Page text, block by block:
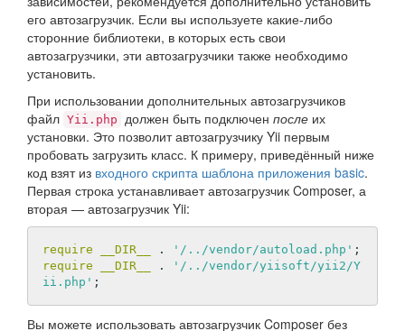
его автозагрузчик. Если вы используете какие-либо
сторонние библиотеки, в которых есть свои
автозагрузчики, эти автозагрузчики также необходимо
установить.
При использовании дополнительных автозагрузчиков
файл Yii.php должен быть подключен после их
установки. Это позволит автозагрузчику Yii первым
пробовать загрузить класс. К примеру, приведённый ниже
код взят из входного скрипта шаблона приложения basic.
Первая строка устанавливает автозагрузчик Composer, а
вторая — автозагрузчик Yii:
require __DIR__ . '/../vendor/autoload.php'
require
__DIR__ .
'/../vendor/yiisoft/yii2/Y
ii.php'
Вы можете использовать автозагрузчик Composer без